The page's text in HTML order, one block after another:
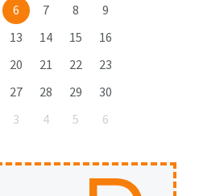
6 7 8
9
13 14 15
16
20 21 22
23
27 28 29
30
3 4 5 6